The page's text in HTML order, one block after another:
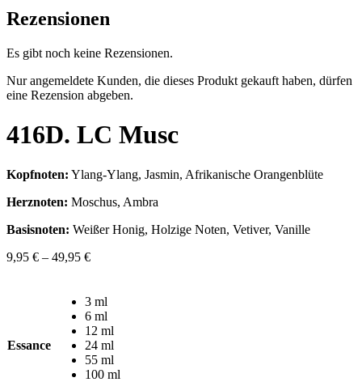
Rezensionen
Es gibt noch keine Rezensionen.
Nur angemeldete Kunden, die dieses Produkt gekauft haben, dürfen
eine Rezension abgeben.
416D. LC Musc
Kopfnoten: Ylang-Ylang, Jasmin, Afrikanische Orangenblüte
Herznoten: Moschus, Ambra
Basisnoten: Weißer Honig, Holzige Noten, Vetiver, Vanille
9,95 € – 49,95 €
Essance
3 ml
6 ml
12 ml
24 ml
55 ml
100 ml